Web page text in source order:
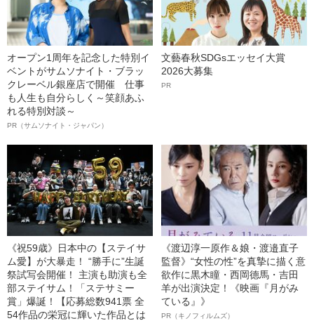
オープン1周年を記念した特別イ
ベントがサムソナイト・ブラッ
クレーベル銀座店で開催 仕事
も人生も自分らしく～笑顔あふ
れる特別対談～
PR（サムソナイト・ジャパン）
文藝春秋SDGsエッセイ大賞
2026大募集
PR
《祝59歳》日本中の【ステイサ
ム愛】が大暴走！ “勝手に”生誕
祭試写会開催！ 主演も助演も全
部ステイサム！「ステサミー
賞」爆誕！【応募総数941票 全
54作品の栄冠に輝いた作品とは
《渡辺淳一原作＆娘・渡邉直子
監督》“女性の性”を真摯に描く意
欲作に黒木瞳・西岡德馬・吉田
羊が出演決定！《映画『月がみ
ている』》
PR（キノフィルムズ）